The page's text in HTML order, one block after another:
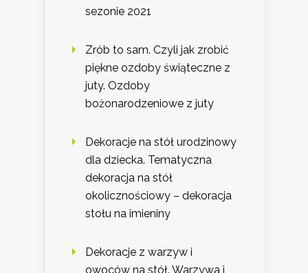
sezonie 2021
Zrób to sam. Czyli jak zrobić
piękne ozdoby świąteczne z
juty. Ozdoby
bożonarodzeniowe z juty
Dekoracje na stół urodzinowy
dla dziecka. Tematyczna
dekoracja na stół
okolicznościowy – dekoracja
stołu na imieniny
Dekoracje z warzyw i
owoców na stół. Warzywa i